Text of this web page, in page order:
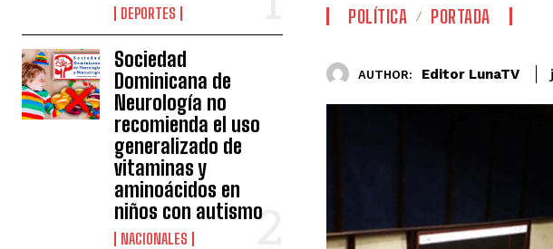
DEPORTES
Sociedad
Dominicana de
Neurología no
recomienda el uso
generalizado de
vitaminas y
aminoácidos en
niños con autismo
NACIONALES
POLÍTICA PORTADA
AUTHOR: Editor LunaTV